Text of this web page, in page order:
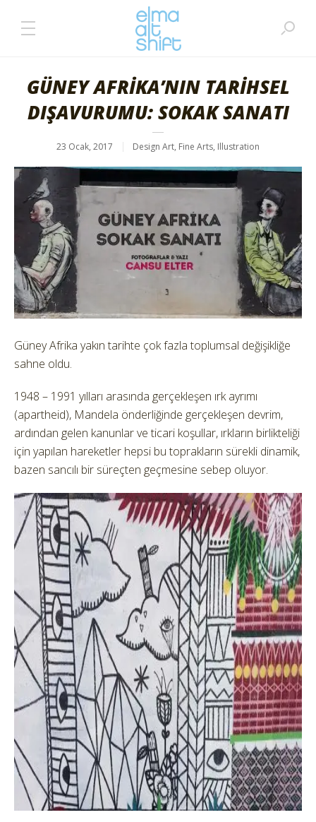
GÜNEY AFRİKA’NIN TARİHSEL
DIŞAVURUMU: SOKAK SANATI
23 Ocak, 2017 Design Art, Fine Arts, Illustration
Güney Afrika yakın tarihte çok fazla toplumsal değişikliğe
sahne oldu.
1948 – 1991 yılları arasında gerçekleşen ırk ayrımı
(apartheid), Mandela önderliğinde gerçekleşen devrim,
ardından gelen kanunlar ve ticari koşullar, ırkların birlikteliği
için yapılan hareketler hepsi bu toprakların sürekli dinamik,
bazen sancılı bir süreçten geçmesine sebep oluyor.